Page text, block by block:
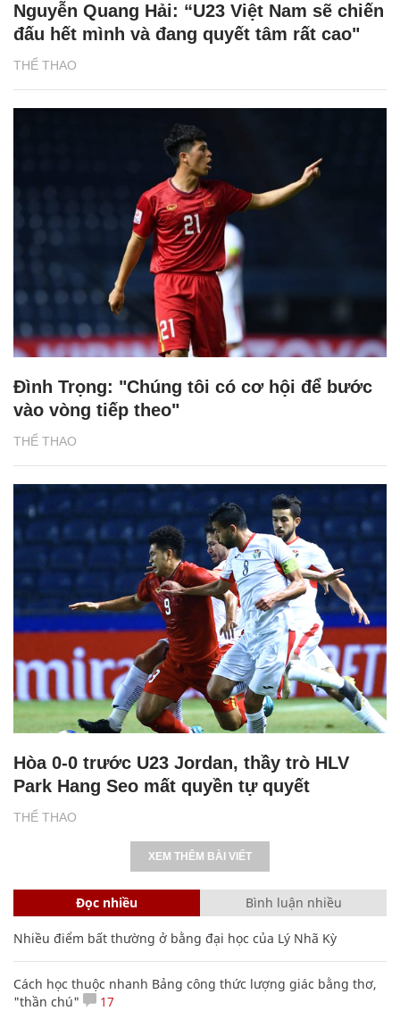
THỂ THAO
Nguyễn Quang Hải: “U23 Việt Nam sẽ chiến
đấu hết mình và đang quyết tâm rất cao"
THỂ THAO
Đình Trọng: "Chúng tôi có cơ hội để bước
vào vòng tiếp theo"
THỂ THAO
Hòa 0-0 trước U23 Jordan, thầy trò HLV
Park Hang Seo mất quyền tự quyết
XEM THÊM BÀI VIẾT
Đọc nhiều Bình luận nhiều
Nhiều điểm bất thường ở bằng đại học của Lý Nhã Kỳ
Cách học thuộc nhanh Bảng công thức lượng giác bằng thơ,
"thần chú"
17